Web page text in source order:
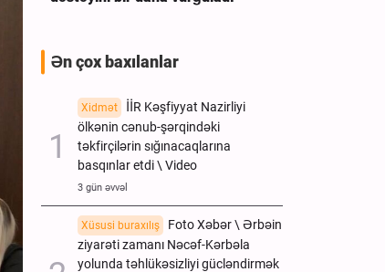
Ən çox baxılanlar
Xidmət
İİR Kəşfiyyat Nazirliyi
ölkənin cənub-şərqindəki
təkfirçilərin sığınacaqlarına
basqınlar etdi \ Video
3 gün əvvəl
Xüsusi buraxılış
Foto Xəbər \ Ərbəin
ziyarəti zamanı Nəcəf-Kərbəla
yolunda təhlükəsizliyi gücləndirmək